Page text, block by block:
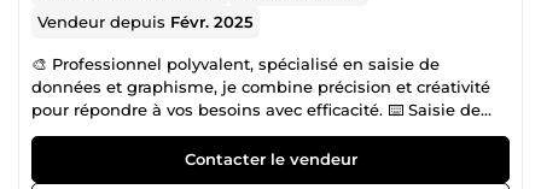
Vendeur depuis Févr. 2025
🎨 Professionnel polyvalent, spécialisé en saisie de
données et graphisme, je combine précision et créativité
pour répondre à vos besoins avec efficacité. ⌨️ Saisie de
données Enregistrement rapide et fiable d’informations
dans des bases de données ou systèmes informatiques.
Gestion et traitement de volumes importants de données
Contacter le vendeur